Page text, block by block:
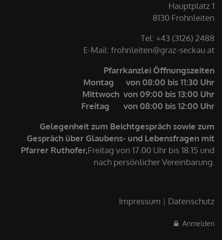
Hauptplatz 1
8130 Frohnleiten
Tel: +43 (3126) 2488
E-Mail: frohnleiten@graz-seckau.at
Pfarrkanzlei Öffnungszeiten
Montag von 08:00 bis 11:30 Uhr
Mittwoch von 09:00 bis 13:00 Uhr
Freitag von 08:00 bis 12:00 Uhr
Gelegenheit zum Beichtgespräch sowie zum
Gespräch über Glaubens- und Lebensfragen mit
Pfarrer Ruthofer,Freitag von 17.00 Uhr bis 18.15 und
nach persönlicher Vereinbarung.
Impressum Datenschutz
Anmelden